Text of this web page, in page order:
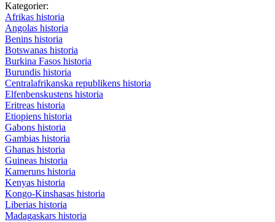
Kategorier:
Afrikas historia
Angolas historia
Benins historia
Botswanas historia
Burkina Fasos historia
Burundis historia
Centralafrikanska republikens historia
Elfenbenskustens historia
Eritreas historia
Etiopiens historia
Gabons historia
Gambias historia
Ghanas historia
Guineas historia
Kameruns historia
Kenyas historia
Kongo-Kinshasas historia
Liberias historia
Madagaskars historia